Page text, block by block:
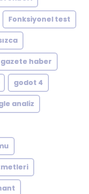
Fonksiyonel test
gazete haber
godot 4
analiz